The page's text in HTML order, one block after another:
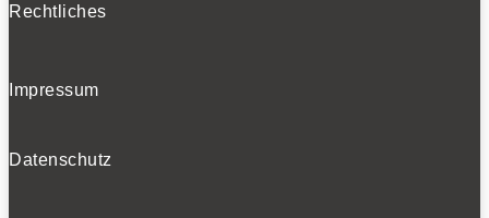
Rechtliches
Impressum
Datenschutz